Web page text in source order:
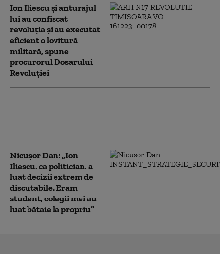
Ion Iliescu și anturajul
lui au confiscat
revoluția și au executat
eficient o lovitură
militară, spune
procurorul Dosarului
Revoluției
Nicușor Dan: „Ion
Iliescu, ca politician, a
luat decizii extrem de
discutabile. Eram
student, colegii mei au
luat bătaie la propriu”